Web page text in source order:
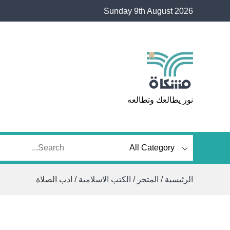
Sunday 9th August 2026
مشكاة
نور يطالعك وتطالعه
الرئيسية / المتجر / الكتب الاسلامية / ادب الصلاة